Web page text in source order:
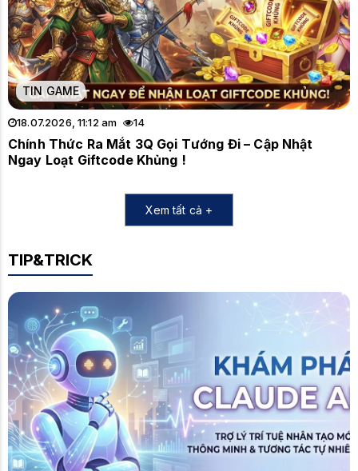
TIN GAME
18.07.2026, 11:12 am 14
Chính Thức Ra Mắt 3Q Gọi Tướng Đi – Cập Nhật
Ngay Loạt Giftcode Khủng !
Xem tất cả +
TIP&TRICK